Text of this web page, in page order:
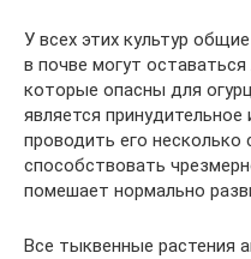
У всех этих культур
в почве могут
которые опасны для
является
проводить его
способствовать
помешает нормально
Все тыквенные растения